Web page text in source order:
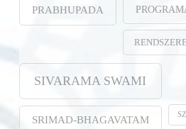
PRABHUPADA
SIVARAMA SWAMI
SRIMAD-BHAGAVATAM